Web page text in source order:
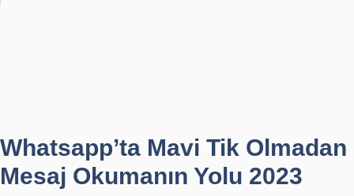
Whatsapp’ta Mavi Tik Olmadan
Mesaj Okumanın Yolu 2023